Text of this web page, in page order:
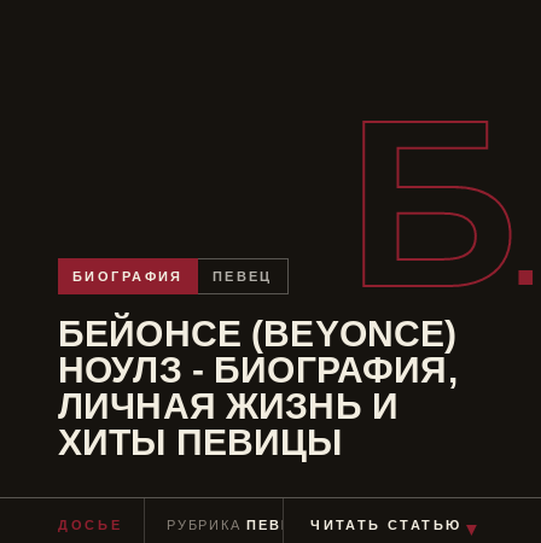
Б
БИОГРАФИЯ ПЕВЕЦ
БЕЙОНСЕ (BEYONCE)
НОУЛЗ - БИОГРАФИЯ,
ЛИЧНАЯ ЖИЗНЬ И
ХИТЫ ПЕВИЦЫ
ДОСЬЕ РУБРИКАПЕВЕЦ ЧТЕНИЕ≈ 9 МИН
ЧИТАТЬ СТАТЬЮ ▼